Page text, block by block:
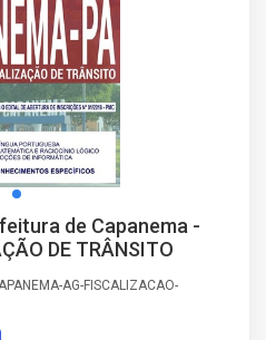
de Capanema -
DE TRÂNSITO
AG-FISCALIZACAO-